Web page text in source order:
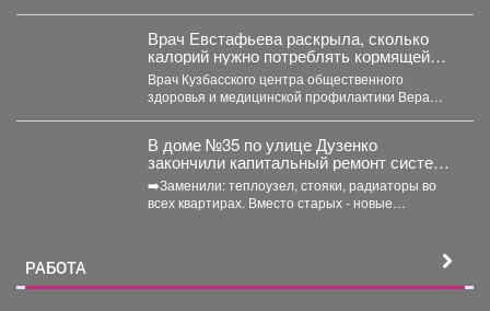
Врач Евстафьева раскрыла, сколько
калорий нужно потреблять кормящей
маме
Врач Кузбасского центра общественного
здоровья и медицинской профилактики Вера
В доме №35 по улице Дузенко
закончили капитальный ремонт системы
отопления.
➡️Заменили: теплоузел, стояки, радиаторы во
всех квартирах. Вместо старых - новые
РАБОТА